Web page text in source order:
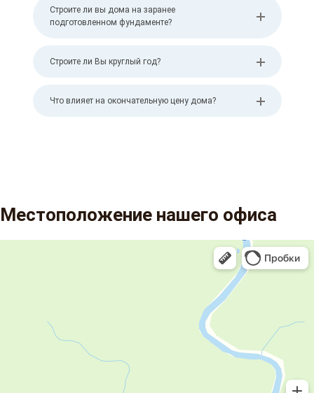
Строите ли вы дома на заранее
подготовленном фундаменте?
Строите ли Вы круглый год?
Что влияет на окончательную цену дома?
Местоположение нашего офиса